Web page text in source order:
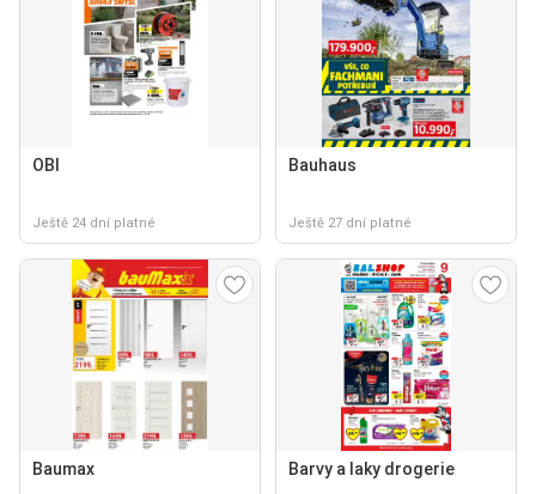
OBI
Ještě 24 dní platné
Bauhaus
Ještě 27 dní platné
Baumax Barvy a laky drogerie